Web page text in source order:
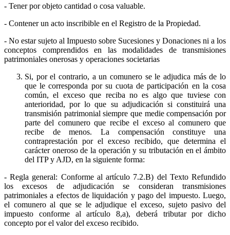
- Tener por objeto cantidad o cosa valuable.
- Contener un acto inscribible en el Registro de la Propiedad.
- No estar sujeto al Impuesto sobre Sucesiones y Donaciones ni a los
conceptos comprendidos en las modalidades de transmisiones
patrimoniales onerosas y operaciones societarias
Si, por el contrario, a un comunero se le adjudica más de lo
que le corresponda por su cuota de participación en la cosa
común, el exceso que reciba no es algo que tuviese con
anterioridad, por lo que su adjudicación si constituirá una
transmisión patrimonial siempre que medie compensación por
parte del comunero que recibe el exceso al comunero que
recibe de menos. La compensación constituye una
contraprestación por el exceso recibido, que determina el
carácter oneroso de la operación y su tributación en el ámbito
del ITP y AJD, en la siguiente forma:
- Regla general: Conforme al artículo 7.2.B) del Texto Refundido
los excesos de adjudicación se consideran transmisiones
patrimoniales a efectos de liquidación y pago del impuesto. Luego,
el comunero al que se le adjudique el exceso, sujeto pasivo del
impuesto conforme al artículo 8,a), deberá tributar por dicho
concepto por el valor del exceso recibido.